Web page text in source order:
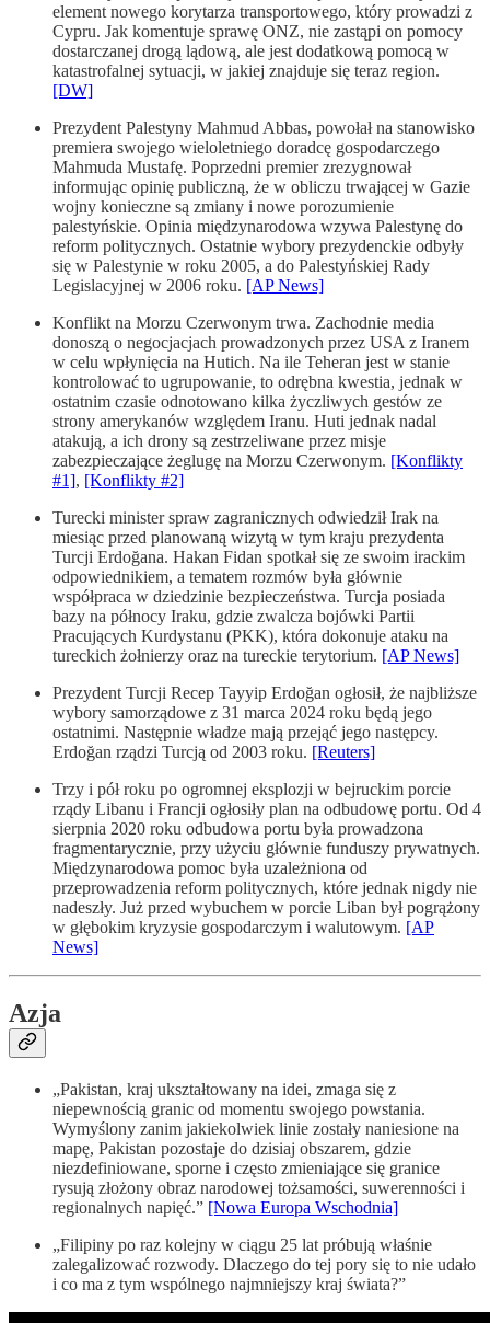
element nowego korytarza transportowego, który prowadzi z
Cypru. Jak komentuje sprawę ONZ, nie zastąpi on pomocy
dostarczanej drogą lądową, ale jest dodatkową pomocą w
katastrofalnej sytuacji, w jakiej znajduje się teraz region.
[DW]
Prezydent Palestyny Mahmud Abbas, powołał na stanowisko
premiera swojego wieloletniego doradcę gospodarczego
Mahmuda Mustafę. Poprzedni premier zrezygnował
informując opinię publiczną, że w obliczu trwającej w Gazie
wojny konieczne są zmiany i nowe porozumienie
palestyńskie. Opinia międzynarodowa wzywa Palestynę do
reform politycznych. Ostatnie wybory prezydenckie odbyły
się w Palestynie w roku 2005, a do Palestyńskiej Rady
Legislacyjnej w 2006 roku. [AP News]
Konflikt na Morzu Czerwonym trwa. Zachodnie media
donoszą o negocjacjach prowadzonych przez USA z Iranem
w celu wpłynięcia na Hutich. Na ile Teheran jest w stanie
kontrolować to ugrupowanie, to odrębna kwestia, jednak w
ostatnim czasie odnotowano kilka życzliwych gestów ze
strony amerykanów względem Iranu. Huti jednak nadal
atakują, a ich drony są zestrzeliwane przez misje
zabezpieczające żeglugę na Morzu Czerwonym. [Konflikty
#1], [Konflikty #2]
Turecki minister spraw zagranicznych odwiedził Irak na
miesiąc przed planowaną wizytą w tym kraju prezydenta
Turcji Erdoğana. Hakan Fidan spotkał się ze swoim irackim
odpowiednikiem, a tematem rozmów była głównie
współpraca w dziedzinie bezpieczeństwa. Turcja posiada
bazy na północy Iraku, gdzie zwalcza bojówki Partii
Pracujących Kurdystanu (PKK), która dokonuje ataku na
tureckich żołnierzy oraz na tureckie terytorium. [AP News]
Prezydent Turcji Recep Tayyip Erdoğan ogłosił, że najbliższe
wybory samorządowe z 31 marca 2024 roku będą jego
ostatnimi. Następnie władze mają przejąć jego następcy.
Erdoğan rządzi Turcją od 2003 roku. [Reuters]
Trzy i pół roku po ogromnej eksplozji w bejruckim porcie
rządy Libanu i Francji ogłosiły plan na odbudowę portu. Od 4
sierpnia 2020 roku odbudowa portu była prowadzona
fragmentarycznie, przy użyciu głównie funduszy prywatnych.
Międzynarodowa pomoc była uzależniona od
przeprowadzenia reform politycznych, które jednak nigdy nie
nadeszły. Już przed wybuchem w porcie Liban był pogrążony
w głębokim kryzysie gospodarczym i walutowym. [AP
News]
Azja
„Pakistan, kraj ukształtowany na idei, zmaga się z
niepewnością granic od momentu swojego powstania.
Wymyślony zanim jakiekolwiek linie zostały naniesione na
mapę, Pakistan pozostaje do dzisiaj obszarem, gdzie
niezdefiniowane, sporne i często zmieniające się granice
rysują złożony obraz narodowej tożsamości, suwerenności i
regionalnych napięć.” [Nowa Europa Wschodnia]
„Filipiny po raz kolejny w ciągu 25 lat próbują właśnie
zalegalizować rozwody. Dlaczego do tej pory się to nie udało
i co ma z tym wspólnego najmniejszy kraj świata?”